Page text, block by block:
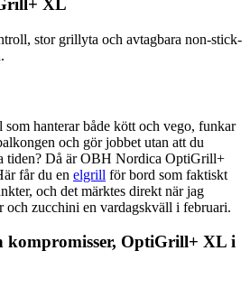
XL
stor grillyta och avtagbara non-stick-
hanterar både kött och vego, funkar
och gör jobbet utan att du
tiden? Då är OBH Nordica OptiGrill+
får du en elgrill för bord som faktiskt
och det märktes direkt när jag
och zucchini en vardagskväll i februari.
kompromisser, OptiGrill+ XL i